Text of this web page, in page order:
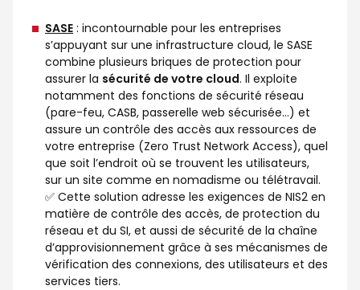
SASE : incontournable pour les entreprises
s’appuyant sur une infrastructure cloud, le SASE
combine plusieurs briques de protection pour
assurer la sécurité de votre cloud. Il exploite
notamment des fonctions de sécurité réseau
(pare-feu, CASB, passerelle web sécurisée…) et
assure un contrôle des accès aux ressources de
votre entreprise (Zero Trust Network Access), quel
que soit l’endroit où se trouvent les utilisateurs,
sur un site comme en nomadisme ou télétravail.
✅ Cette solution adresse les exigences de NIS2 en
matière de contrôle des accès, de protection du
réseau et du SI, et aussi de sécurité de la chaîne
d’approvisionnement grâce à ses mécanismes de
vérification des connexions, des utilisateurs et des
services tiers.